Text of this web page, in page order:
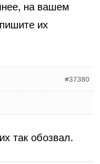
на вашем
их
#37380
так обозвал.